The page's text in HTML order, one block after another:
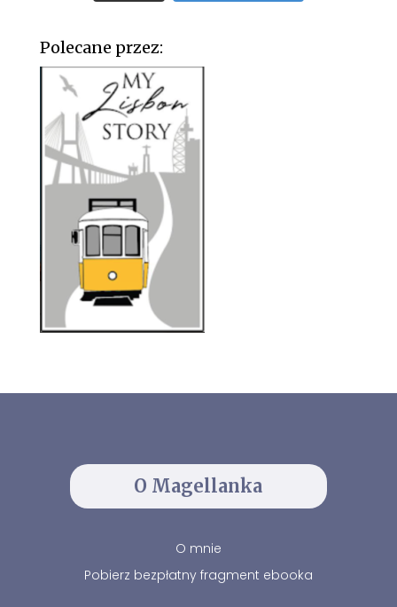
Polecane przez:
O Magellanka
O mnie
Pobierz bezpłatny fragment ebooka